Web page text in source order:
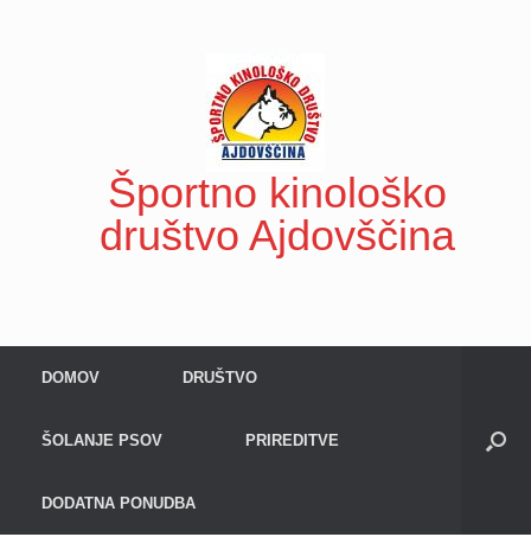
Športno kinološko
društvo Ajdovščina
DOMOV DRUŠTVO
ŠOLANJE PSOV PRIREDITVE
DODATNA PONUDBA